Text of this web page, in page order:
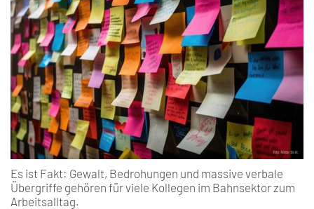
Es ist Fakt: Gewalt, Bedrohungen und massive verbale
Übergriffe gehören für viele Kollegen im Bahnsektor zum
Arbeitsalltag.